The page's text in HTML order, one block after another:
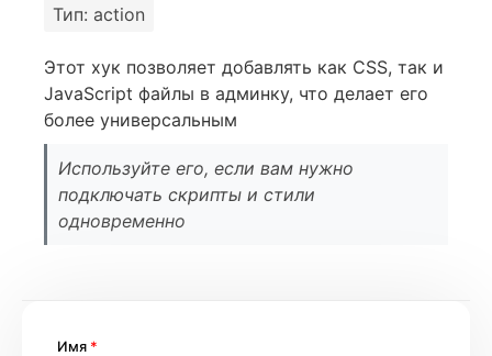
Тип: action
Этот хук позволяет добавлять как CSS, так и
JavaScript файлы в админку, что делает его
более универсальным
Используйте его, если вам нужно
подключать скрипты и стили
одновременно
Имя *